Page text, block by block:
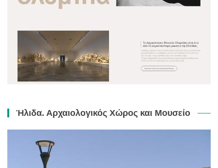
Ήλιδα. Αρχαιολογικός Χώρος και Μουσείο